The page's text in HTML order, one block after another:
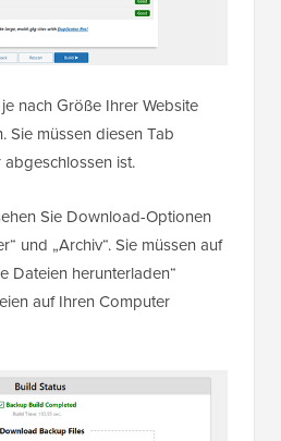
nach Größe Ihrer Website
Sie müssen diesen Tab
ist.
Sie Download-Optionen
und „Archiv“. Sie müssen auf
Dateien herunterladen“
auf Ihren Computer